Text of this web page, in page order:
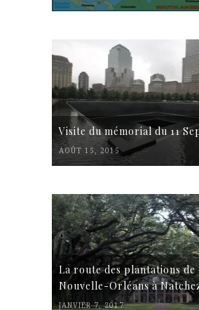
Visite du mémorial du 11
AOÛT 15, 2015
La route des plantations de
Nouvelle-Orléans à
JANVIER 7, 2017